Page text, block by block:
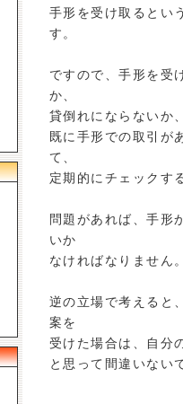
手形を受け取るとい
す。
ですので、手形を受
か、
貸倒れにならないか
既に手形での取引が
て、
定期的にチェックす
問題があれば、手形
いか
なければなりません
逆の立場で考えると
案を
受けた場合は、自分
と思って間違いない